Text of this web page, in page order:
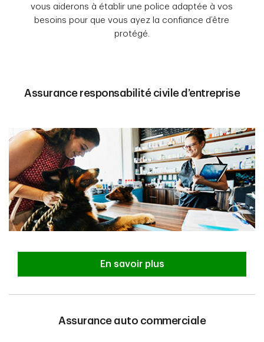
vous aiderons à établir une police adaptée à vos
besoins pour que vous ayez la confiance d’être
protégé.
Assurance responsabilité civile d’entreprise
En savoir plus
Assurance auto commerciale